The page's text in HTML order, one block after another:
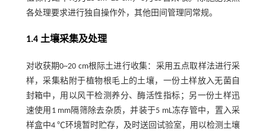
各处理要求进行独自操作外，其他田间管理同常规。
1.4 土壤采集及处理
对收获期0~20 cm根际土进行收集：采用五点取样法进行采
样，采集粘附于植物根毛上的土壤，一份土样放入无菌自
封箱中，用以风干检测养分、酶活性指标；另一份土样迅
速使用1 mm隔筛除去杂质，并装于5 mL冻存管中，置入采
样盒中4 ℃环境暂时贮存，及时送回试验室，用以检测土壤